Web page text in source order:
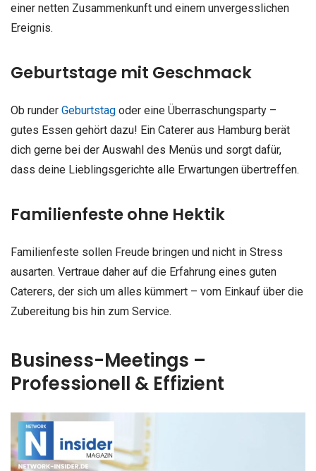
einer netten Zusammenkunft und einem unvergesslichen
Ereignis.
Geburtstage mit Geschmack
Ob runder Geburtstag oder eine Überraschungsparty –
gutes Essen gehört dazu! Ein Caterer aus Hamburg berät
dich gerne bei der Auswahl des Menüs und sorgt dafür,
dass deine Lieblingsgerichte alle Erwartungen übertreffen.
Familienfeste ohne Hektik
Familienfeste sollen Freude bringen und nicht in Stress
ausarten. Vertraue daher auf die Erfahrung eines guten
Caterers, der sich um alles kümmert – vom Einkauf über die
Zubereitung bis hin zum Service.
Business-Meetings –
Professionell & Effizient